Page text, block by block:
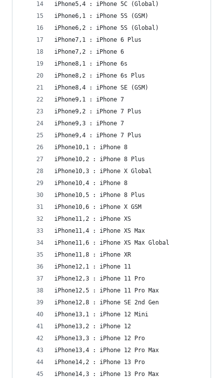
iPhone5,4 : iPhone 5C (Global)
iPhone6,1 : iPhone 5S (GSM)
iPhone6,2 : iPhone 5S (Global)
iPhone7,1 : iPhone 6 Plus
iPhone7,2 : iPhone 6
iPhone8,1 : iPhone 6s
iPhone8,2 : iPhone 6s Plus
iPhone8,4 : iPhone SE (GSM)
iPhone9,1 : iPhone 7
iPhone9,2 : iPhone 7 Plus
iPhone9,3 : iPhone 7
iPhone9,4 : iPhone 7 Plus
iPhone10,1 : iPhone 8
iPhone10,2 : iPhone 8 Plus
iPhone10,3 : iPhone X Global
iPhone10,4 : iPhone 8
iPhone10,5 : iPhone 8 Plus
iPhone10,6 : iPhone X GSM
iPhone11,2 : iPhone XS
iPhone11,4 : iPhone XS Max
iPhone11,6 : iPhone XS Max Global
iPhone11,8 : iPhone XR
iPhone12,1 : iPhone 11
iPhone12,3 : iPhone 11 Pro
iPhone12,5 : iPhone 11 Pro Max
iPhone12,8 : iPhone SE 2nd Gen
iPhone13,1 : iPhone 12 Mini
iPhone13,2 : iPhone 12
iPhone13,3 : iPhone 12 Pro
iPhone13,4 : iPhone 12 Pro Max
iPhone14,2 : iPhone 13 Pro
iPhone14,3 : iPhone 13 Pro Max